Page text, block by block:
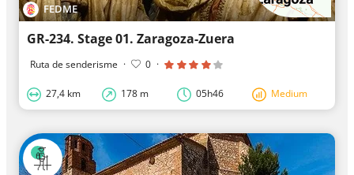
FEDME
GR-234. Stage 01. Zaragoza-Zuera
Ruta de senderisme · 0 ·
27,4 km 178 m 05h46 Medium